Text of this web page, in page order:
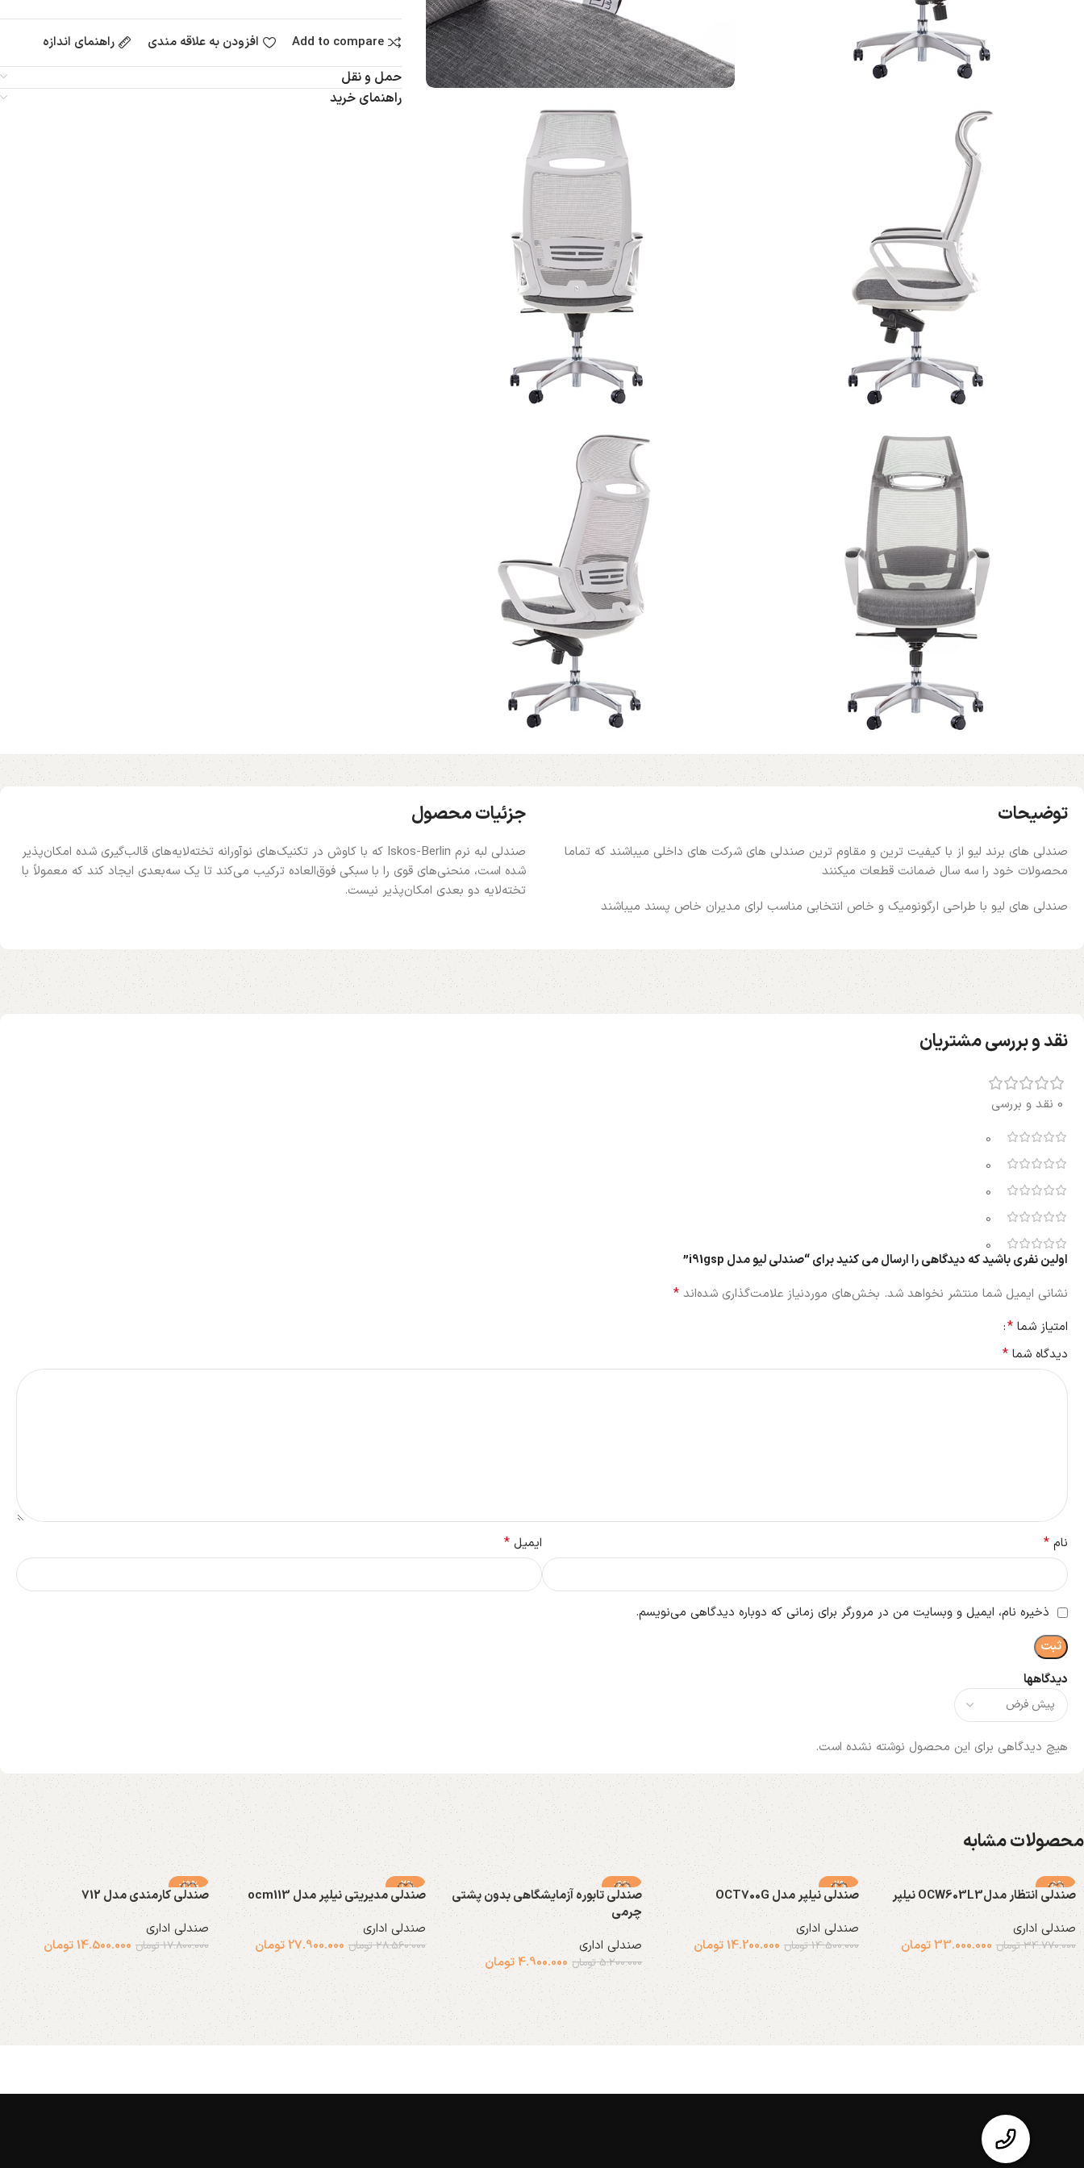
Add to compare افزودن به علاقه مندی راهنمای اندازه
حمل و نقل
راهنمای خرید
توضیحات
صندلی های برند لیو از با کیفیت ترین و مقاوم ترین صندلی های شرکت های داخلی میباشند که تماما
محصولات خود را سه سال ضمانت قطعات میکنند
صندلی های لیو با طراحی ارگونومیک و خاص انتخابی مناسب لرای مدیران خاص پسند میباشند
جزئیات محصول
صندلی لبه نرم Iskos-Berlin که با کاوش در تکنیک‌های نوآورانه تخته‌لایه‌های قالب‌گیری شده امکان‌پذیر
شده است، منحنی‌های قوی را با سبکی فوق‌العاده ترکیب می‌کند تا یک سه‌بعدی ایجاد کند که معمولاً با
تخته‌لایه دو بعدی امکان‌پذیر نیست.
نقد و بررسی مشتریان
0 نقد و بررسی
0
0
0
0
0
دیدگاهها
هیچ دیدگاهی برای این محصول نوشته نشده است.
اولین نفری باشید که دیدگاهی را ارسال می کنید برای “صندلی لیو مدل i91gsp”
نشانی ایمیل شما منتشر نخواهد شد. بخش‌های موردنیاز علامت‌گذاری شده‌اند *
امتیاز شما *
دیدگاه شما *
نام * ایمیل *
ذخیره نام، ایمیل و وبسایت من در مرورگر برای زمانی که دوباره دیدگاهی می‌نویسم.
محصولات مشابه
-5%
صندلی انتظار مدلOCW603L3 نیلپر
صندلی اداری
34.770.000تومان 33.000.000تومان
-2%
صندلی نیلپر مدل OCT700G
صندلی اداری
14.500.000تومان 14.200.000تومان
-6%
صندلی تابوره آزمایشگاهی بدون پشتی
چرمی
صندلی اداری
5.200.000تومان 4.900.000تومان
-2%
صندلی مدیریتی نیلپر مدل ocm113
صندلی اداری
28.560.000تومان 27.900.000تومان
-19%
صندلی کارمندی مدل 712
صندلی اداری
17.800.000تومان 14.500.000تومان